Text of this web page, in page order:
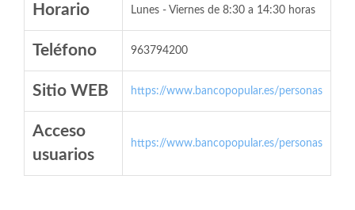
Horario Lunes - Viernes de 8:30 a 14:30 horas
Teléfono 963794200
Sitio WEB https://www.bancopopular.es/personas
Acceso
usuarios
https://www.bancopopular.es/personas